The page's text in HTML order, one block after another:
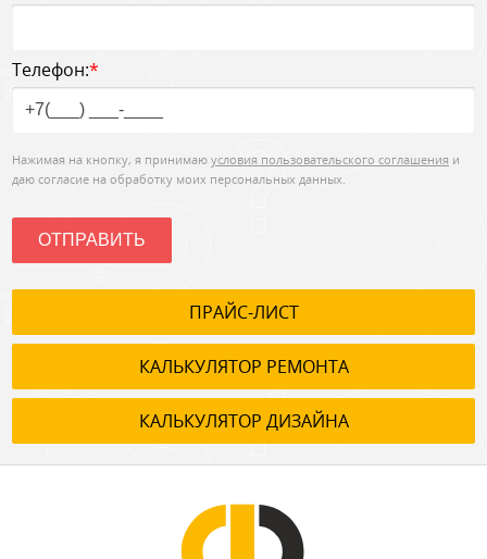
Телефон:*
Нажимая на кнопку, я принимаю условия пользовательского соглашения и
даю согласие на обработку моих персональных данных.
ОТПРАВИТЬ
ПРАЙС-ЛИСТ
КАЛЬКУЛЯТОР РЕМОНТА
КАЛЬКУЛЯТОР ДИЗАЙНА